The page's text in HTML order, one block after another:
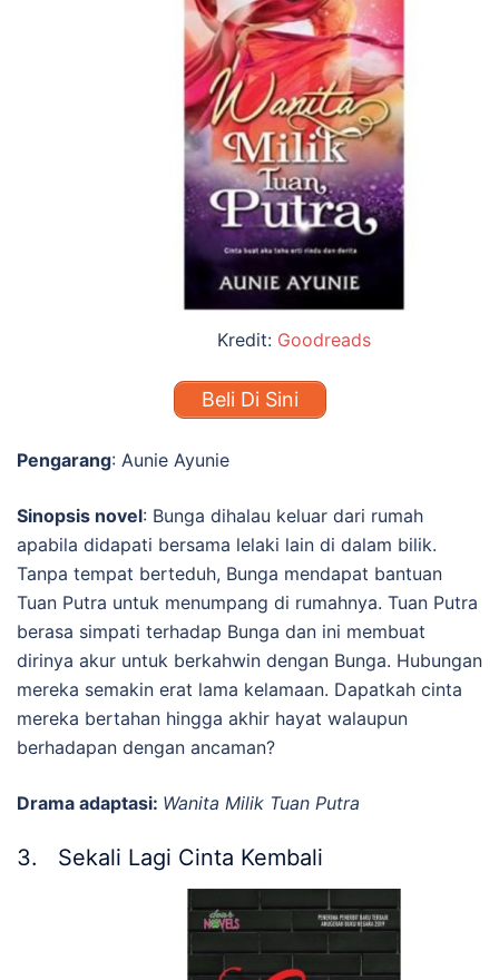
Kredit: Goodreads
Beli Di Sini
Pengarang: Aunie Ayunie
Sinopsis novel: Bunga dihalau keluar dari rumah
apabila didapati bersama lelaki lain di dalam bilik.
Tanpa tempat berteduh, Bunga mendapat bantuan
Tuan Putra untuk menumpang di rumahnya. Tuan Putra
berasa simpati terhadap Bunga dan ini membuat
dirinya akur untuk berkahwin dengan Bunga. Hubungan
mereka semakin erat lama kelamaan. Dapatkah cinta
mereka bertahan hingga akhir hayat walaupun
berhadapan dengan ancaman?
Drama adaptasi: Wanita Milik Tuan Putra
3. Sekali Lagi Cinta Kembali